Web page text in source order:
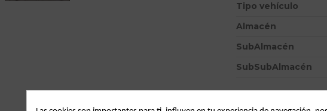
Tipo vehículo
Almacén
SubAlmacén
SubSubAlmacén
Fecha disponible: